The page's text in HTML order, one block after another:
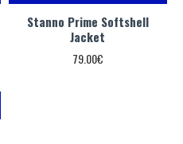
Stanno Prime Softshell
Jacket
79.00€